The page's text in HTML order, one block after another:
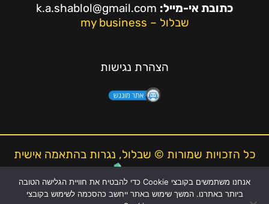
כתובת אי-מייל: k.a.shablol@gmail.com
שבלול – my business
הצהרת נגישות
כל הזכויות שמורות © שבלול, נגרות בהתאמה אישית
אנחנו משתמשים בקובצי Cookie כדי להבטיח את חוויית הגלישה הטובה
ביותר באתרנו. המשך שימוש באתר ייחשב כהסכמה לשימוש בקובצי